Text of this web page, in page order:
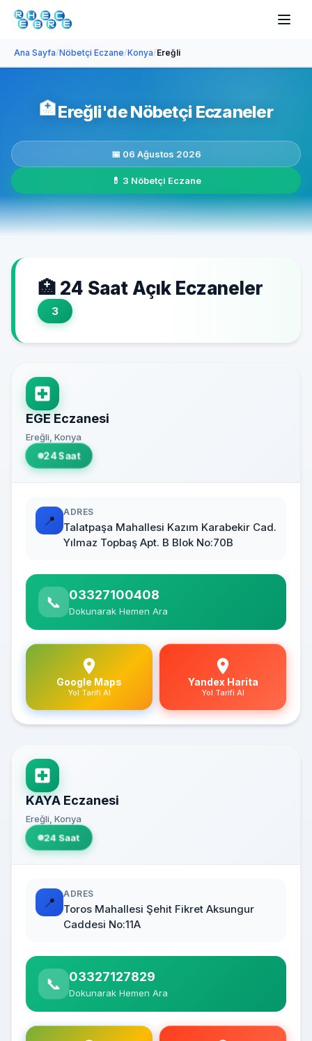
Ana Sayfa/Nöbetçi Eczane/Konya/Ereğli
🏥Ereğli'de Nöbetçi Eczaneler
📅 06 Ağustos 2026
💊 3 Nöbetçi Eczane
🏥 24 Saat Açık Eczaneler
3
EGE Eczanesi
Ereğli, Konya
24 Saat
📍
ADRES
Talatpaşa Mahallesi Kazım Karabekir Cad.
Yılmaz Topbaş Apt. B Blok No:70B
📞 03327100408
Dokunarak Hemen Ara
Google Maps
Yol Tarifi Al
Yandex Harita
Yol Tarifi Al
KAYA Eczanesi
Ereğli, Konya
24 Saat
📍
ADRES
Toros Mahallesi Şehit Fikret Aksungur
Caddesi No:11A
📞 03327127829
Dokunarak Hemen Ara